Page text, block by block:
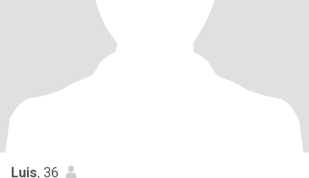
Luis, 36